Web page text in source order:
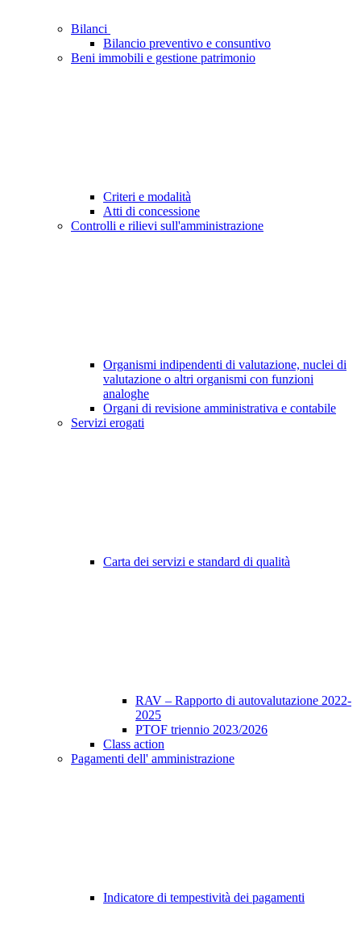
Bilanci
Bilancio preventivo e consuntivo
Beni immobili e gestione patrimonio
Criteri e modalità
Atti di concessione
Controlli e rilievi sull'amministrazione
Organismi indipendenti di valutazione, nuclei di
valutazione o altri organismi con funzioni
analoghe
Organi di revisione amministrativa e contabile
Servizi erogati
Carta dei servizi e standard di qualità
RAV – Rapporto di autovalutazione 2022-
2025
PTOF triennio 2023/2026
Class action
Pagamenti dell' amministrazione
Indicatore di tempestività dei pagamenti